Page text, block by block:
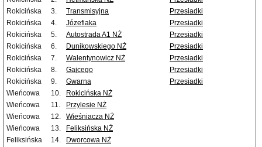
Rokicińska
3. Transmisyjna
Przesiadki
Rokicińska
4. Józefiaka
Przesiadki
Rokicińska
5. Autostrada A1 NŻ
Przesiadki
Rokicińska
6. Dunikowskiego NŻ
Przesiadki
Rokicińska
7. Walentynowicz NŻ
Przesiadki
Rokicińska
8. Gajcego
Przesiadki
Rokicińska
9. Gwarna
Przesiadki
Wieńcowa
10.
Rokicińska NŻ
Wieńcowa
11.
Przylesie NŻ
Wieńcowa
12.
Wieśniacza NŻ
Wieńcowa
13.
Feliksińska NŻ
Feliksińska
14.
Dworcowa NŻ